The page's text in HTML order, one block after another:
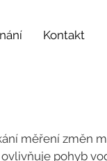
Kontakt
měření změn
pohyb